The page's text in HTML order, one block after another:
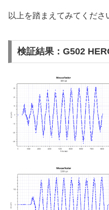
以上を踏まえてみてくださ
検証結果：G502